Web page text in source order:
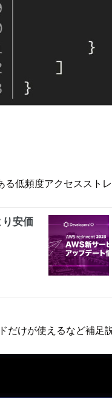
低頻度アクセススト
けが使えるなど補足